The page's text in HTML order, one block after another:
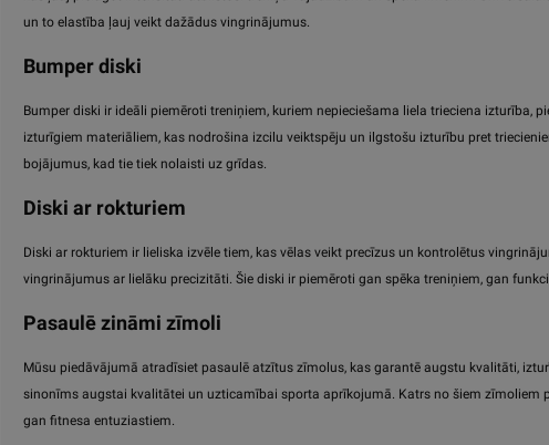
un to elastība ļauj veikt dažādus vingrinājumus.
Bumper diski
Bumper diski ir ideāli piemēroti treniņiem, kuriem nepieciešama liela trieciena
izturīgiem materiāliem, kas nodrošina izcilu veiktspēju un ilgstošu izturību pret
bojājumus, kad tie tiek nolaisti uz grīdas.
Diski ar rokturiem
Diski ar rokturiem ir lieliska izvēle tiem, kas vēlas veikt precīzus un kontrolētus
vingrinājumus ar lielāku precizitāti. Šie diski ir piemēroti gan spēka treniņiem, gan
Pasaulē zināmi zīmoli
Mūsu piedāvājumā atradīsiet pasaulē atzītus zīmolus, kas garantē augstu kvalitāti,
sinonīms augstai kvalitātei un uzticamībai sporta aprīkojumā. Katrs no šiem
gan fitnesa entuziastiem.